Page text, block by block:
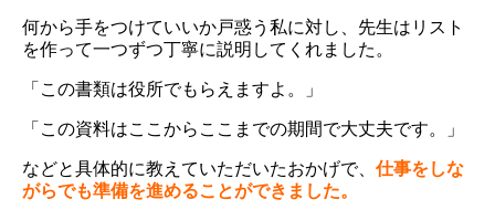
何から手をつけていいか戸惑う私に対し、先生はリスト
を作って一つずつ丁寧に説明してくれました。
「この書類は役所でもらえますよ。」
「この資料はここからここまでの期間で大丈夫です。」
などと具体的に教えていただいたおかげで、 仕事をしな
がらでも準備を進めることができました。